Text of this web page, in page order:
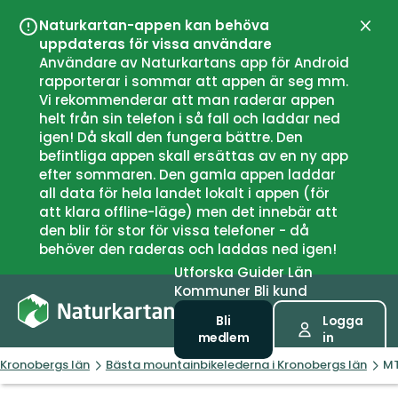
Naturkartan-appen kan behöva
uppdateras för vissa användare
Användare av Naturkartans app för Android
rapporterar i sommar att appen är seg mm.
Vi rekommenderar att man raderar appen
helt från sin telefon i så fall och laddar ned
igen! Då skall den fungera bättre. Den
befintliga appen skall ersättas av en ny app
efter sommaren. Den gamla appen laddar
all data för hela landet lokalt i appen (för
att klara offline-läge) men det innebär att
den blir för stor för vissa telefoner - då
behöver den raderas och laddas ned igen!
UtforskaGuiderLän
Kommuner Bli kund
Bli
medlem
Logga
in
Kronobergs län Bästa mountainbikelederna i Kronobergs län